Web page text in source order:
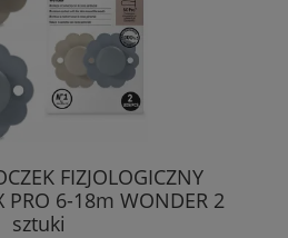
FIZJOLOGICZNY
PRO 6-18m WONDER 2
sztuki